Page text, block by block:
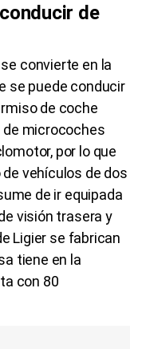
de
se convierte en la
se puede conducir
de coche
de microcoches
por lo que
vehículos de dos
de ir equipada
visión trasera y
Ligier se fabrican
tiene en la
con 80